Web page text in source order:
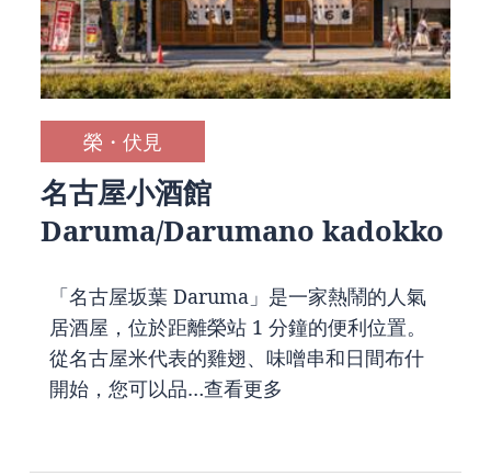
榮・伏見
名古屋小酒館
Daruma/Darumano kadokko
「名古屋坂葉 Daruma」是一家熱鬧的人氣
居酒屋，位於距離榮站 1 分鐘的便利位置。
從名古屋米代表的雞翅、味噌串和日間布什
開始，您可以品…查看更多